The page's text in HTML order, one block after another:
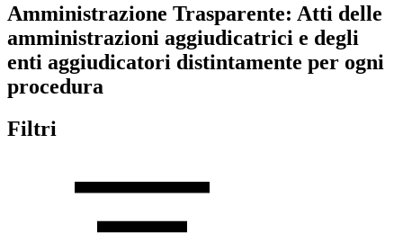
Amministrazione Trasparente: Atti delle
amministrazioni aggiudicatrici e degli
enti aggiudicatori distintamente per ogni
procedura
Filtri